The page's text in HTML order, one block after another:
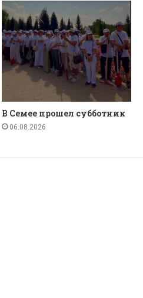
В Семее прошел субботник
06.08.2026